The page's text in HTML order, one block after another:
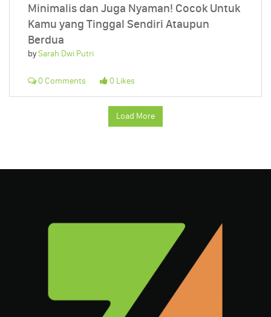
Minimalis dan Juga Nyaman! Cocok Untuk
Kamu yang Tinggal Sendiri Ataupun
Berdua
bySarah Dwi Putri
0 Comments 0 Likes
Load More